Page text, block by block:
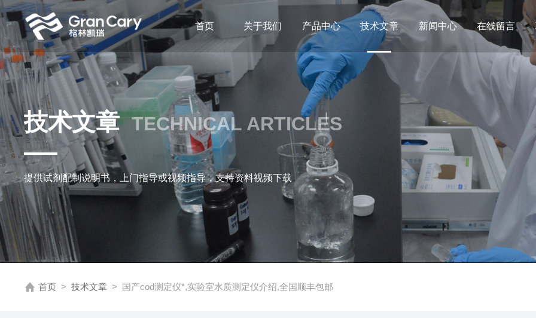
首页 关于我们 产品中心 技术文章 新闻中心 在线留言
技术文章 TECHNICAL ARTICLES
提供试剂配制说明书，上门指导或视频指导，支持资料视频下载
首页 > 技术文章 > 国产cod测定仪*,实验室水质测定仪介绍,全国顺丰包邮